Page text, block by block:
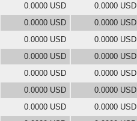
0.0000 USD 0.0000 USD
0.0000 USD 0.0000 USD
0.0000 USD 0.0000 USD
0.0000 USD 0.0000 USD
0.0000 USD 0.0000 USD
0.0000 USD 0.0000 USD
0.0000 USD 0.0000 USD